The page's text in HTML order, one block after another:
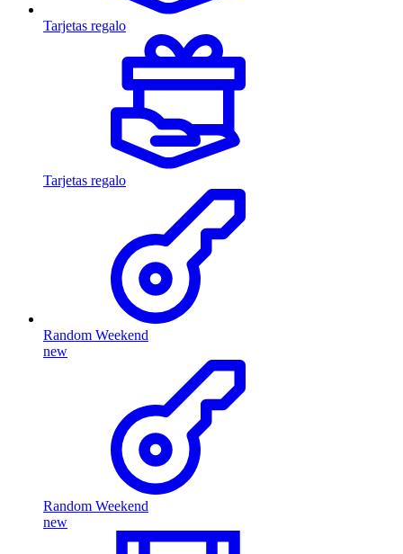
Tarjetas regalo
Tarjetas regalo
Random Weekend
new
Random Weekend
new